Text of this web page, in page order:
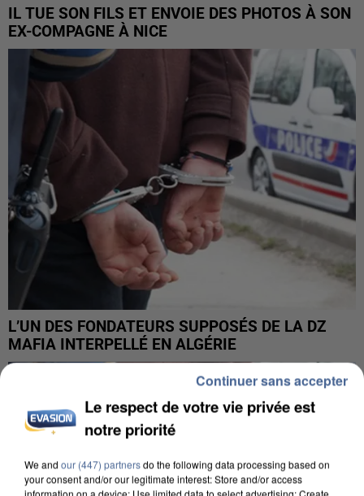
IL TUE SON FILS ET ENVOIE DES PHOTOS À SON
EX-COMPAGNE À NICE
L’UN DES FONDATEURS SUPPOSÉS DE LA DZ
MAFIA INTERPELLÉ EN ALGÉRIE
Le respect de votre vie privée est
notre priorité
We and our (447) partnersdo the following data processing based on
your consent and/or our legitimate interest: Store and/or access
information on a device; Use limited data to select advertising; Create
Continuer sans accepter